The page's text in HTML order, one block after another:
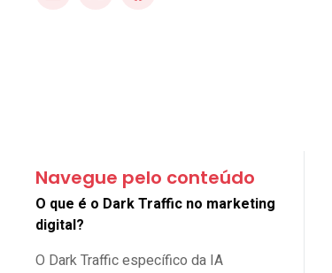
Navegue pelo conteúdo
O que é o Dark Traffic no marketing
digital?
O Dark Traffic específico da IA